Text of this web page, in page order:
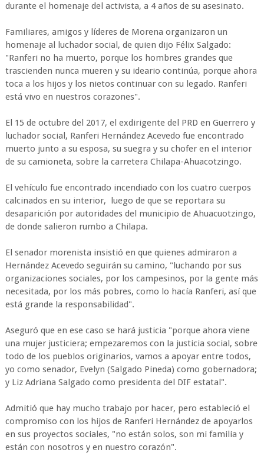
durante el homenaje del activista, a 4 años de su asesinato.
Familiares, amigos y líderes de Morena organizaron un
homenaje al luchador social, de quien dijo Félix Salgado:
"Ranferi no ha muerto, porque los hombres grandes que
trascienden nunca mueren y su ideario continúa, porque ahora
toca a los hijos y los nietos continuar con su legado. Ranferi
está vivo en nuestros corazones".
El 15 de octubre del 2017, el exdirigente del PRD en Guerrero y
luchador social, Ranferi Hernández Acevedo fue encontrado
muerto junto a su esposa, su suegra y su chofer en el interior
de su camioneta, sobre la carretera Chilapa-Ahuacotzingo.
El vehículo fue encontrado incendiado con los cuatro cuerpos
calcinados en su interior, luego de que se reportara su
desaparición por autoridades del municipio de Ahuacuotzingo,
de donde salieron rumbo a Chilapa.
El senador morenista insistió en que quienes admiraron a
Hernández Acevedo seguirán su camino, "luchando por sus
organizaciones sociales, por los campesinos, por la gente más
necesitada, por los más pobres, como lo hacía Ranferi, así que
está grande la responsabilidad".
Aseguró que en ese caso se hará justicia "porque ahora viene
una mujer justiciera; empezaremos con la justicia social, sobre
todo de los pueblos originarios, vamos a apoyar entre todos,
yo como senador, Evelyn (Salgado Pineda) como gobernadora;
y Liz Adriana Salgado como presidenta del DIF estatal".
Admitió que hay mucho trabajo por hacer, pero estableció el
compromiso con los hijos de Ranferi Hernández de apoyarlos
en sus proyectos sociales, "no están solos, son mi familia y
están con nosotros y en nuestro corazón".